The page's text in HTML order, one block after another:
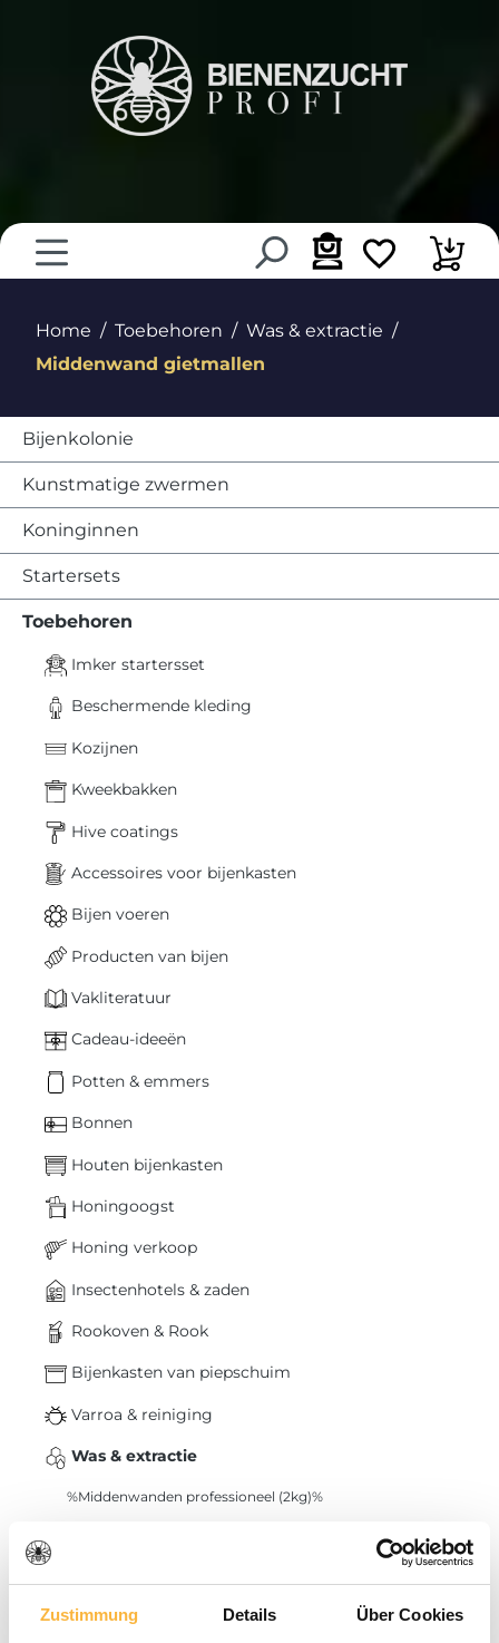
Zustimmung Details Über Cookies
Home Toebehoren
Was & extractie
Middenwand gietmallen
Bijenkolonie
Kunstmatige zwermen
Koninginnen
Startersets
Toebehoren
Imker startersset
Beschermende kleding
Kozijnen
Kweekbakken
Hive coatings
Accessoires voor bijenkasten
Bijen voeren
Producten van bijen
Vakliteratuur
Cadeau-ideeën
Potten & emmers
Bonnen
Houten bijenkasten
Honingoogst
Honing verkoop
Insectenhotels & zaden
Rookoven & Rook
Bijenkasten van piepschuim
Varroa & reiniging
Was & extractie
%Middenwanden professioneel (2kg)%
Stoomwassmelter